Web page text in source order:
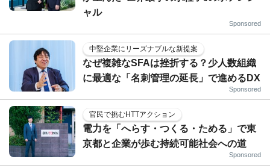
ャル
Sponsored
中堅企業にリーズナブルな新提案
なぜ複雑なSFAは挫折する？少人数組織
に最適な「名刺管理の延長」で進めるDX
Sponsored
官民で挑むHTTアクション
電力を「へらす・つくる・ためる」で東
京都と企業が歩む持続可能社会への道
Sponsored